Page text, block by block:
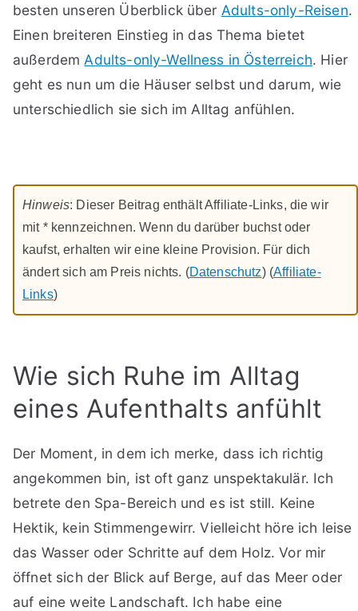
besten unseren Überblick über Adults-only-Reisen.
Einen breiteren Einstieg in das Thema bietet
außerdem Adults-only-Wellness in Österreich. Hier
geht es nun um die Häuser selbst und darum, wie
unterschiedlich sie sich im Alltag anfühlen.
Hinweis: Dieser Beitrag enthält Affiliate-Links, die wir
mit * kennzeichnen. Wenn du darüber buchst oder
kaufst, erhalten wir eine kleine Provision. Für dich
ändert sich am Preis nichts. (Datenschutz) (Affiliate-
Links)
Wie sich Ruhe im Alltag
eines Aufenthalts anfühlt
Der Moment, in dem ich merke, dass ich richtig
angekommen bin, ist oft ganz unspektakulär. Ich
betrete den Spa-Bereich und es ist still. Keine
Hektik, kein Stimmengewirr. Vielleicht höre ich leise
das Wasser oder Schritte auf dem Holz. Vor mir
öffnet sich der Blick auf Berge, auf das Meer oder
auf eine weite Landschaft. Ich habe eine